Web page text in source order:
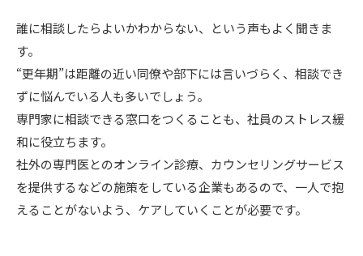
誰に相談したらよいかわからない、という声もよく聞きま
す。
“更年期”は距離の近い同僚や部下には言いづらく、相談でき
ずに悩んでいる人も多いでしょう。
専門家に相談できる窓口をつくることも、社員のストレス緩
和に役立ちます。
社外の専門医とのオンライン診療、カウンセリングサービス
を提供するなどの施策をしている企業もあるので、一人で抱
えることがないよう、ケアしていくことが必要です。